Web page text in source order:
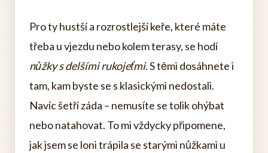
Pro ty hustší a rozrostlejší keře, které máte
třeba u vjezdu nebo kolem terasy, se hodí
nůžky s delšími rukojeťmi. S těmi dosáhnete i
tam, kam byste se s klasickými nedostali.
Navíc šetří záda – nemusíte se tolik ohýbat
nebo natahovat. To mi vždycky připomene,
jak jsem se loni trápila se starými nůžkami u